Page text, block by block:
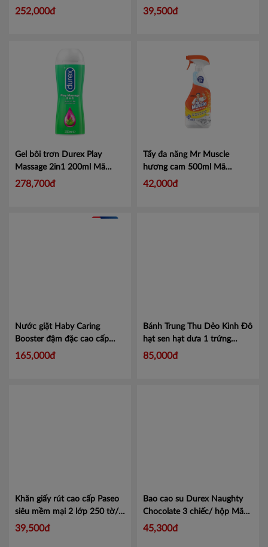
Mã PS-B102
252,000đ 39,500đ
Gel bôi trơn Durex Play
Massage 2in1 200ml
Mã
101153266
278,700đ
Tẩy đa năng Mr Muscle
hương cam 500ml
Mã
100881877
42,000đ
Nước giặt Haby Caring
Booster đậm đặc cao cấp
Blooming Love 2.8kg
165,000đ
Bánh Trung Thu Dẻo Kinh Đô
hạt sen hạt dưa 1 trứng
230GrMã 82
85,000đ
Khăn giấy rút cao cấp Paseo
siêu mềm mại 2 lớp 250 tờ/
bịchMã 8993053121018
39,500đ
Bao cao su Durex Naughty
Chocolate 3 chiếc/ hộp Mã
101007406
45,300đ